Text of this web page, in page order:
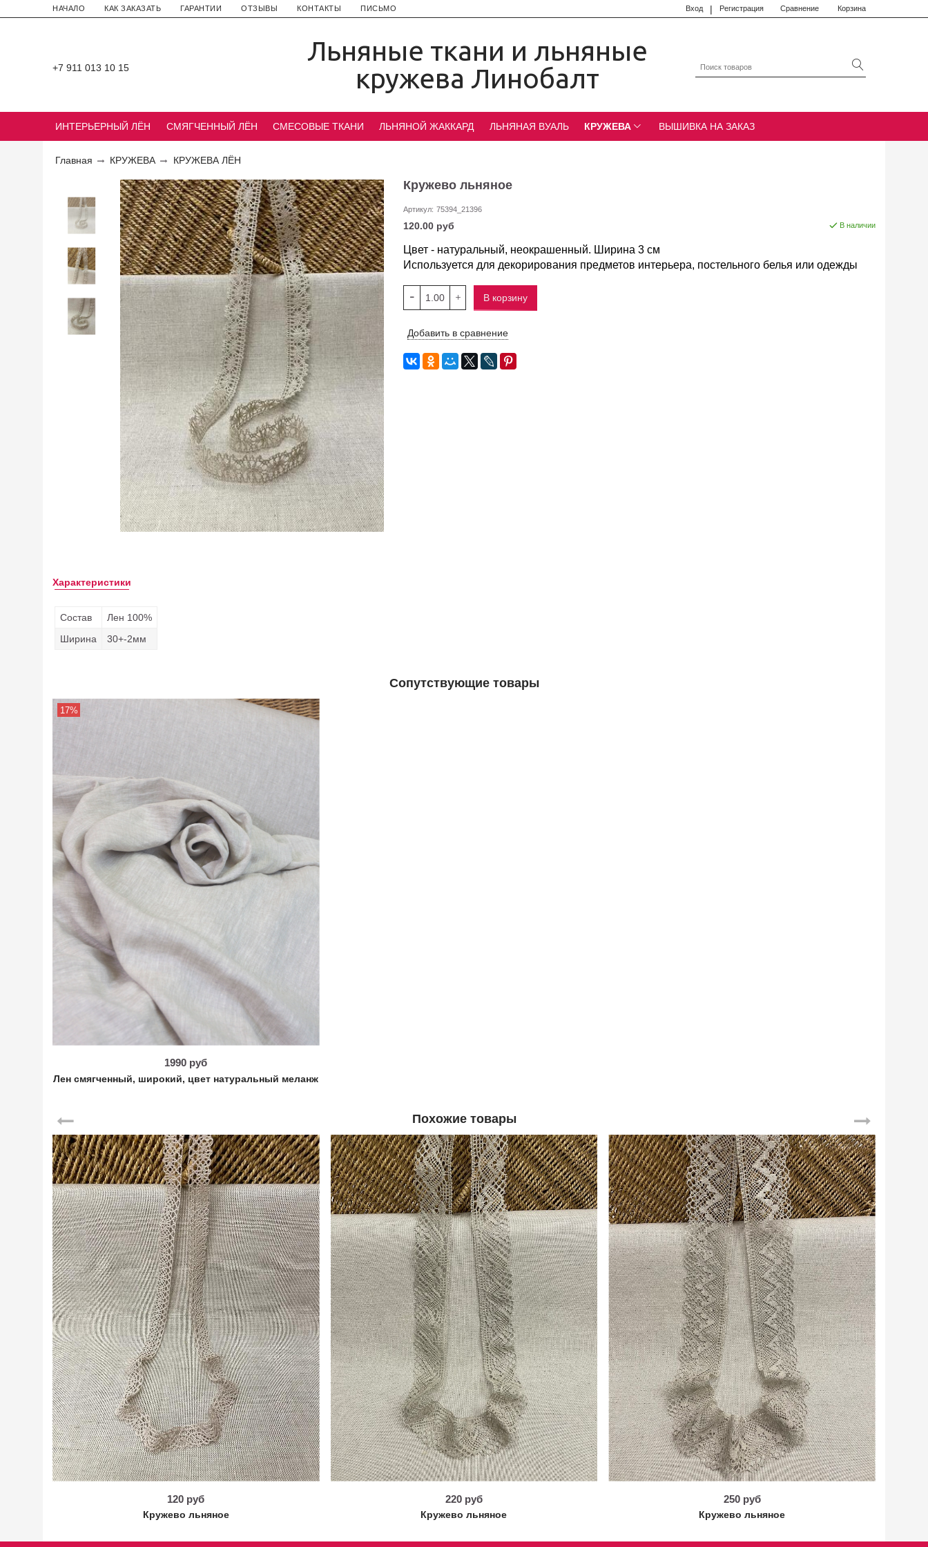
НАЧАЛО КАК ЗАКАЗАТЬ ГАРАНТИИ ОТЗЫВЫ КОНТАКТЫ ПИСЬМО Вход | Регистрация Сравнение Корзина
+7 911 013 10 15
Льняные ткани и льняные
кружева Линобалт
ИНТЕРЬЕРНЫЙ ЛЁН СМЯГЧЕННЫЙ ЛЁН СМЕСОВЫЕ ТКАНИ ЛЬНЯНОЙ ЖАККАРД ЛЬНЯНАЯ ВУАЛЬ КРУЖЕВА ВЫШИВКА НА ЗАКАЗ
Главная КРУЖЕВА КРУЖЕВА ЛЁН
Кружево льняное
Артикул: 75394_21396
120.00 руб В наличии
Цвет - натуральный, неокрашенный. Ширина 3 см
Используется для декорирования предметов интерьера, постельного белья или одежды
В корзину
Добавить в сравнение
Характеристики
Состав
Лен 100%
Ширина
30+-2мм
Сопутствующие товары
17%
1990 руб
Лен смягченный, широкий, цвет натуральный меланж
Похожие товары
120 руб
Кружево льняное
220 руб
Кружево льняное
250 руб
Кружево льняное